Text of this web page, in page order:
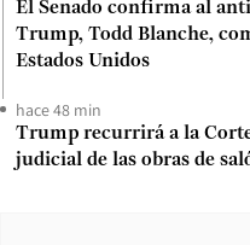
El Senado confirma al
Trump, Todd Blanche,
Estados Unidos
hace 48 min
Trump recurrirá a la
judicial de las obras de